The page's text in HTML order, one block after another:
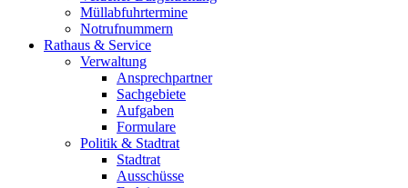
Müllabfuhrtermine
Notrufnummern
Rathaus & Service
Verwaltung
Ansprechpartner
Sachgebiete
Aufgaben
Formulare
Politik & Stadtrat
Stadtrat
Ausschüsse